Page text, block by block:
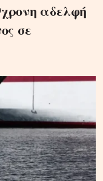
αδελφή
σε